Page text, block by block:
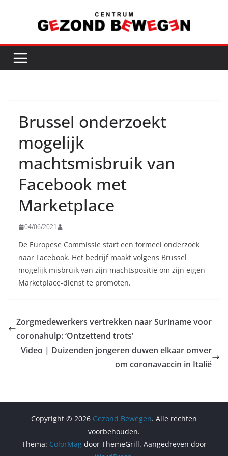
inhoud
Brussel onderzoekt
mogelijk
machtsmisbruik van
Facebook met
Marketplace
04/06/2021
De Europese Commissie start een formeel onderzoek
naar Facebook. Het bedrijf maakt volgens Brussel
mogelijk misbruik van zijn machtspositie om zijn eigen
Marketplace-dienst te promoten.
Zorgmedewerkers vertrekken naar Suriname voor
coronahulp: ‘Ontzettend trots’
Video | Duizenden jongeren duwen elkaar omver
om coronavaccin in Italië
Copyright © 2026 Gezond Bewegen. Alle rechten
voorbehouden.
Thema: ColorMagdoor ThemeGrill. Aangedreven door